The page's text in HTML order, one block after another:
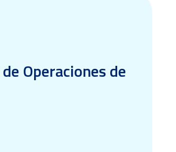
Operaciones de